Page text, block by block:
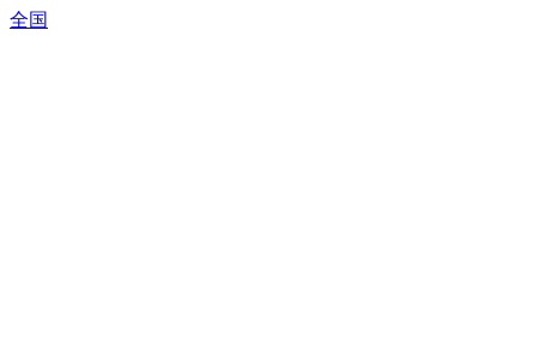
全国